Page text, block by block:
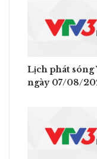
Lịch phát sóng
ngày 07/08/